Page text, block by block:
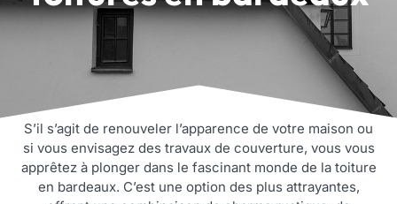
S’il s’agit de renouveler l’apparence de votre maison ou
si vous envisagez des travaux de couverture, vous vous
apprêtez à plonger dans le fascinant monde de la toiture
en bardeaux. C’est une option des plus attrayantes,